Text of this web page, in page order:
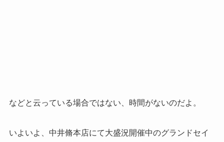
などと云っている場合ではない、時間がないのだよ。
いよいよ、中井脩本店にて大盛況開催中のグランドセイ